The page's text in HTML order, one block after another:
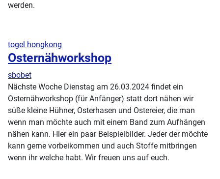
werden.
togel hongkong
Osternähworkshop
sbobet
Nächste Woche Dienstag am 26.03.2024 findet ein
Osternähworkshop (für Anfänger) statt dort nähen wir
süße kleine Hühner, Osterhasen und Ostereier, die man
wenn man möchte auch mit einem Band zum Aufhängen
nähen kann. Hier ein paar Beispielbilder. Jeder der möchte
kann gerne vorbeikommen und auch Stoffe mitbringen
wenn ihr welche habt. Wir freuen uns auf euch.